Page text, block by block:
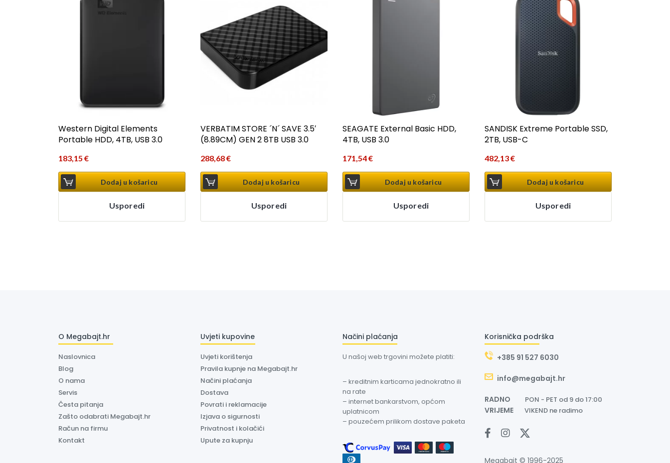
Western Digital Elements
Portable HDD, 4TB, USB 3.0
183,15 €
Dodaj u košaricu
Usporedi
VERBATIM STORE ´N´ SAVE 3.5′
(8.89CM) GEN 2 8TB USB 3.0
288,68€
Dodaj u košaricu
Usporedi
SEAGATE External Basic HDD,
4TB, USB 3.0
171,54€
Dodaj u košaricu
Usporedi
SANDISK Extreme Portable SSD,
2TB, USB-C
482,13€
Dodaj u košaricu
Usporedi
O Megabajt.hr
Naslovnica
Blog
O nama
Servis
Česta pitanja
Zašto odabrati Megabajt.hr
Račun na firmu
Kontakt
Uvjeti kupovine
Uvjeti korištenja
Pravila kupnje na Megabajt.hr
Načini plaćanja
Dostava
Povrati i reklamacije
Izjava o sigurnosti
Privatnost i kolačići
Upute za kupnju
Načini plaćanja
U našoj web trgovini možete platiti:
– kreditnim karticama jednokratno ili
na rate
– internet bankarstvom, općom
uplatnicom
– pouzećem prilikom dostave paketa
Korisnička podrška
+385 91 527 6030
info@megabajt.hr
RADNO PON - PET od 9 do 17:00
VRIJEME VIKEND ne radimo
Megabajt © 1996-2025